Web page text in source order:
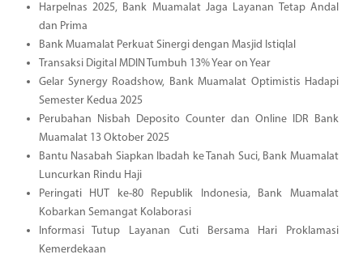
Harpelnas 2025, Bank Muamalat Jaga Layanan Tetap Andal
dan Prima
Bank Muamalat Perkuat Sinergi dengan Masjid Istiqlal
Transaksi Digital MDIN Tumbuh 13% Year on Year
Gelar Synergy Roadshow, Bank Muamalat Optimistis Hadapi
Semester Kedua 2025
Perubahan Nisbah Deposito Counter dan Online IDR Bank
Muamalat 13 Oktober 2025
Bantu Nasabah Siapkan Ibadah ke Tanah Suci, Bank Muamalat
Luncurkan Rindu Haji
Peringati HUT ke-80 Republik Indonesia, Bank Muamalat
Kobarkan Semangat Kolaborasi
Informasi Tutup Layanan Cuti Bersama Hari Proklamasi
Kemerdekaan